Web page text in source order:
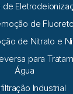
de
de
de Nitrato e
para
Água
Industrial